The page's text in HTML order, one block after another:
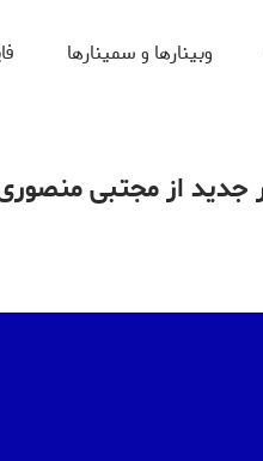
وبینارها و سمینارها
جدید از مجتبی